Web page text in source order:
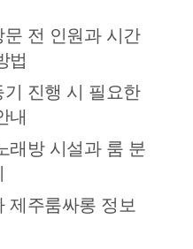
전 인원과 시간
법
진행 시 필요한
내
래방 시설과 룸 분
제주룸싸롱 정보